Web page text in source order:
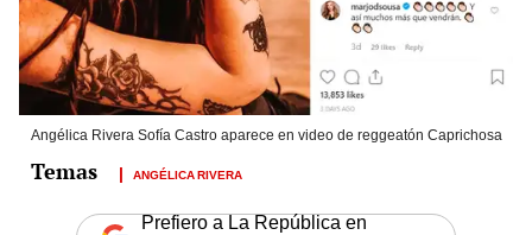
Angélica Rivera Sofía Castro aparece en video de reggeatón Caprichosa
ANGÉLICA RIVERA
Prefiero a La República en